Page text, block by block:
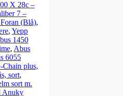
X 28c –
7 –
(Blå),
, Yepp
1450
, Abus
6055
Chain plus,
sort,
sort m.
Anuky